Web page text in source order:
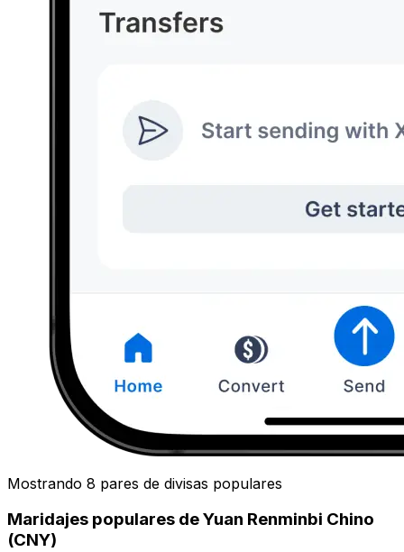
Mostrando 8 pares de divisas populares
Maridajes populares de Yuan Renminbi Chino
(CNY)